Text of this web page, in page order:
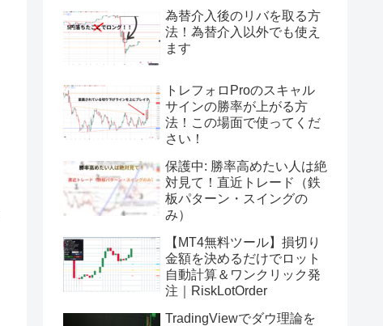
為替介入後のリバを取る方
法！為替介入以外でも使え
ます
トレフォロProのスキャル
サインの勝率が上がる方
法！この場面で使ってくだ
さい！
保護中: 勝率高めたい人は絶
対見て！直近トレード（鉄
板パターン・スイングの
み）
【MT4無料ツール】損切り
金額を決めるだけでロット
自動計算＆ワンクリック発
注｜RiskLotOrder
TradingViewでダウ理論を